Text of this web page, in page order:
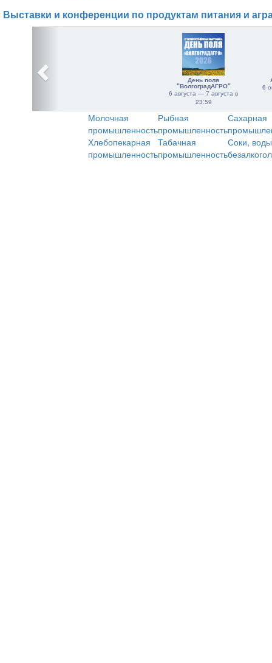
Выставки и конференции по продуктам питания и
День поля
"ВолгоградАГРО"
6 августа — 7 августа в
23:59
6
Молочная
промышленность
Рыбная
промышленность
Сахарная
Хлебопекарная
промышленность
Табачная
промышленность
Соки,